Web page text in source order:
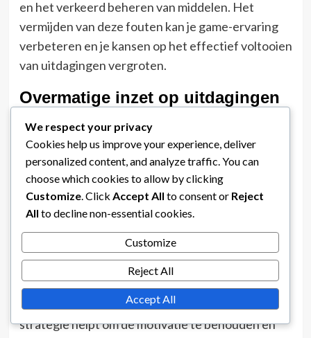
en het verkeerd beheren van middelen. Het
vermijden van deze fouten kan je game-ervaring
verbeteren en je kansen op het effectief voltooien
van uitdagingen vergroten.
Overmatige inzet op uitdagingen
Overmatige inzet op uitdagingen kan leiden tot
frustratie en burn-out. Spelers richten zich vaak te
veel op het voltooien van specifieke taken, wat de
algehele prestaties in gevechten kan
verminderen. Prioriteer in plaats daarvan een
gebalanceerde aanpak die flexibiliteit toelaat bij
het voltooien van verschillende uitdagingen.
Overweeg realistische doelen te stellen voor elke
speelsessie. Probeer bijvoorbeeld een paar taken
te voltooien in plaats van alles in één keer. Deze
strategie helpt om de motivatie te behouden en
We respect your privacy
Cookies help us improve your experience, deliver
personalized content, and analyze traffic. You can
choose which cookies to allow by clicking
Customize . Click Accept All to consent or Reject
All to decline non-essential cookies.
Customize
Reject All
Accept All